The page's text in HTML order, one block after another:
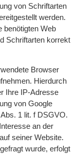
von Schriftarten
werden.
benötigten Web
Schriftarten korrekt
Browser
Hierdurch
Ihre IP-Adresse
von Google
1 lit. f DSGVO.
an der
seiner Website.
wurde, erfolgt